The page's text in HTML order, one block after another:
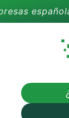
españolas